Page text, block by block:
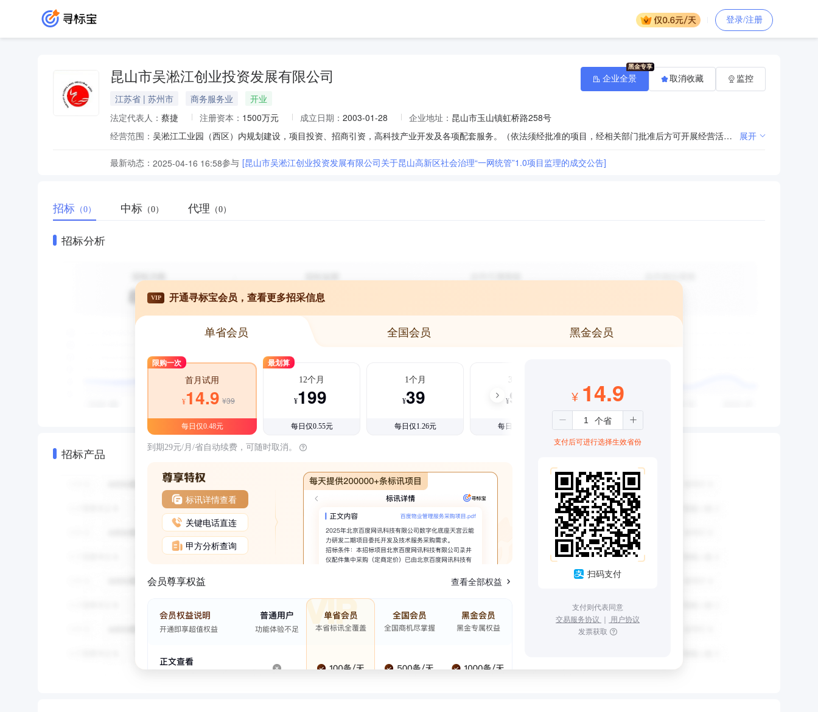
登录/注册
昆山市吴淞江创业投资发展有限公司
江苏省 | 苏州市 商务服务业
开业
法定代表人： 蔡捷 注册资本： 1500万元 成立日期： 2003-01-28 企业地址： 昆山市玉山镇虹桥路258号
经营范围：
吴淞江工业园（西区）内规划建设，项目投资、招商引资，高科技产业开发及各项配套服务。（依法须经批准的项目，经相关部门批准后方可开展经营活动） 展开
最新动态： 2025-04-16 16:58参与 [昆山市吴淞江创业投资发展有限公司关于昆山高新区社会治理“一网统管”1.0项目监理的成交公告]
企业全景 取消收藏 监控
招标 （0） 中标 （0） 代理 （0）
招标分析
招标产品
VIP 开通寻标宝会员，查看更多招采信息
单省会员 全国会员 黑金会员
限购一次
首月试用
¥14.9 ¥39
每日仅0.48元
最划算
12个月
¥199
每日仅0.55元
1个月
¥39
每日仅1.26元
3个月
¥99
每日仅1.08元
到期29元/月/省自动续费，可随时取消。
标讯详情查看
关键电话直连
甲方分析查询
会员尊享权益 查看全部权益
¥ 14.9
支付后可进行选择生效省份
扫码支付
支付则代表同意
交易服务协议 ｜ 用户协议
发票获取